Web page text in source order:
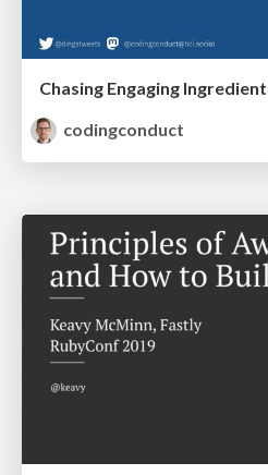
Chasing Engaging
codingconduct